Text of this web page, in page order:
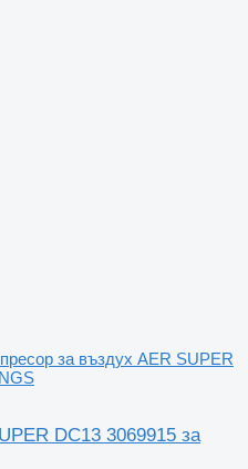
за въздух AER SUPER
DC13 3069915 за